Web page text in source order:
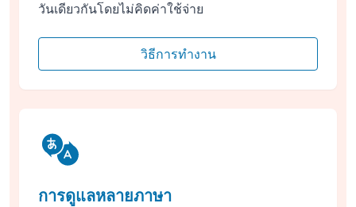
วันเดียวกันโดยไม่คิดค่าใช้จ่าย
วิธีการทำงาน
การดูแลหลายภาษา